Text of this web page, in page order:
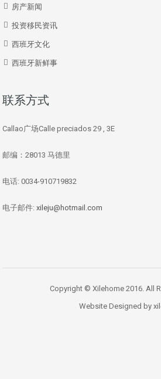
房产新闻
投资移民资讯
西班牙文化
西班牙新鲜事
联系方式
Callao广场Calle preciados 29 , 3E
邮编：28013 马德里
电话: 0034-910719832
电子邮件: xileju@hotmail.com
Copyright © Xilehome 2016. All
Website Designed by